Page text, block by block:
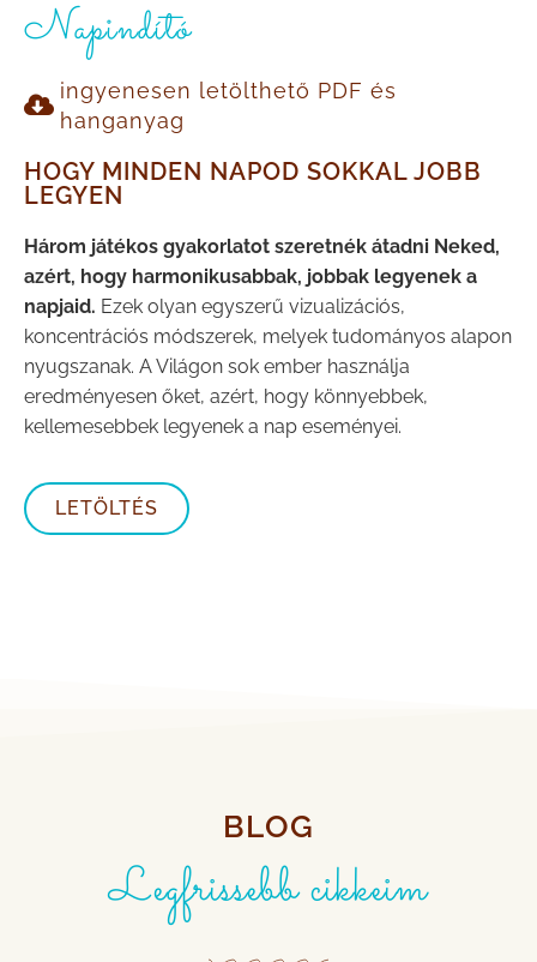
Napindító
ingyenesen letölthető PDF és
hanganyag
HOGY MINDEN NAPOD SOKKAL JOBB
LEGYEN
Három játékos gyakorlatot szeretnék átadni Neked,
azért, hogy harmonikusabbak, jobbak legyenek a
napjaid. Ezek olyan egyszerű vizualizációs,
koncentrációs módszerek, melyek tudományos alapon
nyugszanak. A Világon sok ember használja
eredményesen őket, azért, hogy könnyebbek,
kellemesebbek legyenek a nap eseményei.
LETÖLTÉS
BLOG
Legfrissebb cikkeim